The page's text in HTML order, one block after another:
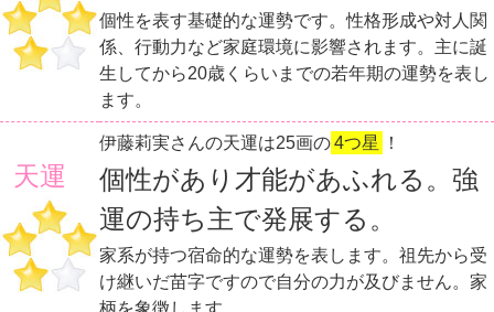
個性を表す基礎的な運勢です。性格形成や対人関
係、行動力など家庭環境に影響されます。主に誕
生してから20歳くらいまでの若年期の運勢を表し
ます。
天運
伊藤莉実さんの天運は25画の4つ星 ！
個性があり才能があふれる。強
運の持ち主で発展する。
家系が持つ宿命的な運勢を表します。祖先から受
け継いだ苗字ですので自分の力が及びません。家
柄を象徴します。